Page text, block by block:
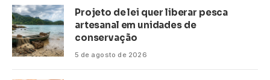
Projeto de lei quer liberar pesca
artesanal em unidades de
conservação
5 de agosto de 2026